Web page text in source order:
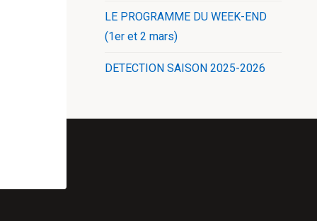
LE PROGRAMME DU WEEK-END
(1er et 2 mars)
DETECTION SAISON 2025-2026